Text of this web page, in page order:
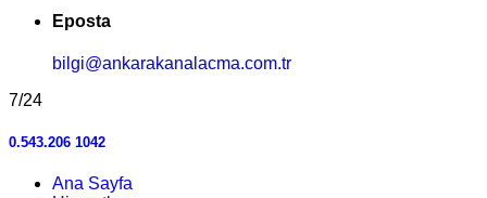
Eposta
bilgi@ankarakanalacma.com.tr
7/24
0.543.206 1042
Ana Sayfa